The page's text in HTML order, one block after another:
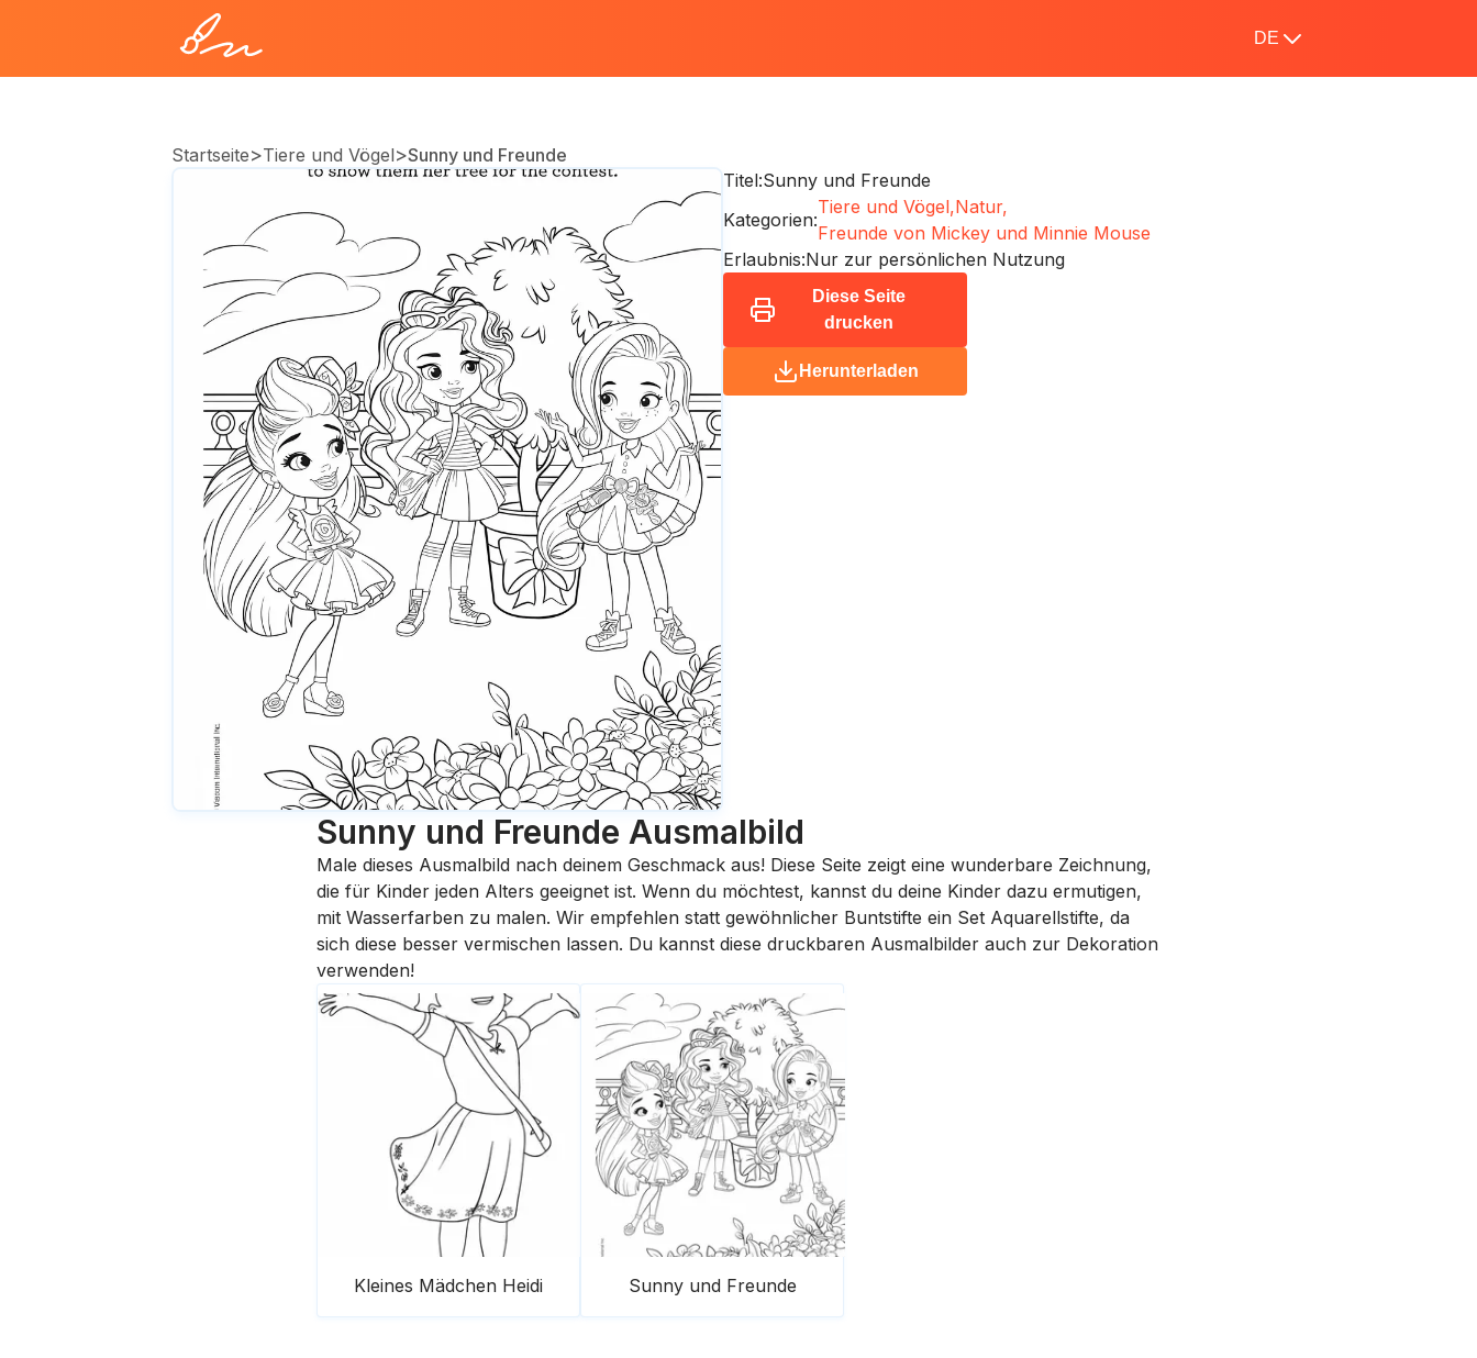
DE
Startseite>Tiere und Vögel>Sunny und Freunde
Titel:Sunny und Freunde
Kategorien:
Tiere und Vögel,Natur,
Freunde von Mickey und Minnie Mouse
Erlaubnis:Nur zur persönlichen Nutzung
Diese Seite
drucken
Herunterladen
Sunny und Freunde Ausmalbild
Male dieses Ausmalbild nach deinem Geschmack aus! Diese Seite zeigt eine wunderbare Zeichnung,
die für Kinder jeden Alters geeignet ist. Wenn du möchtest, kannst du deine Kinder dazu ermutigen,
mit Wasserfarben zu malen. Wir empfehlen statt gewöhnlicher Buntstifte ein Set Aquarellstifte, da
sich diese besser vermischen lassen. Du kannst diese druckbaren Ausmalbilder auch zur Dekoration
verwenden!
Kleines Mädchen Heidi Sunny und Freunde